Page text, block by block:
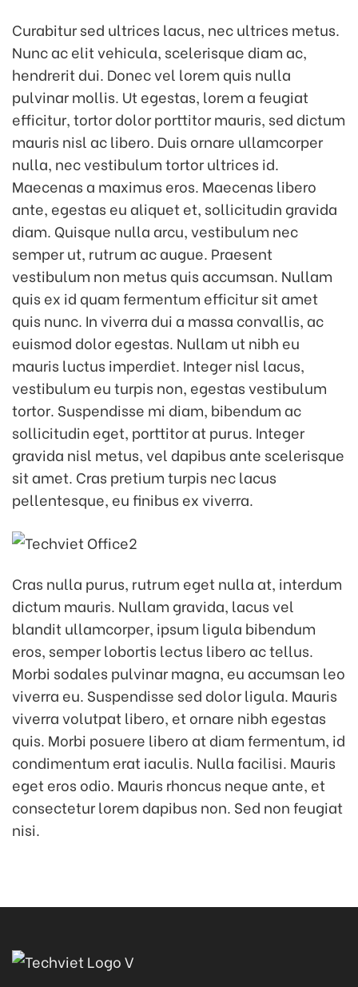
Curabitur sed ultrices lacus, nec ultrices metus.
Nunc ac elit vehicula, scelerisque diam ac,
hendrerit dui. Donec vel lorem quis nulla
pulvinar mollis. Ut egestas, lorem a feugiat
efficitur, tortor dolor porttitor mauris, sed dictum
mauris nisl ac libero. Duis ornare ullamcorper
nulla, nec vestibulum tortor ultrices id.
Maecenas a maximus eros. Maecenas libero
ante, egestas eu aliquet et, sollicitudin gravida
diam. Quisque nulla arcu, vestibulum nec
semper ut, rutrum ac augue. Praesent
vestibulum non metus quis accumsan. Nullam
quis ex id quam fermentum efficitur sit amet
quis nunc. In viverra dui a massa convallis, ac
euismod dolor egestas. Nullam ut nibh eu
mauris luctus imperdiet. Integer nisl lacus,
vestibulum eu turpis non, egestas vestibulum
tortor. Suspendisse mi diam, bibendum ac
sollicitudin eget, porttitor at purus. Integer
gravida nisl metus, vel dapibus ante scelerisque
sit amet. Cras pretium turpis nec lacus
pellentesque, eu finibus ex viverra.
Cras nulla purus, rutrum eget nulla at, interdum
dictum mauris. Nullam gravida, lacus vel
blandit ullamcorper, ipsum ligula bibendum
eros, semper lobortis lectus libero ac tellus.
Morbi sodales pulvinar magna, eu accumsan leo
viverra eu. Suspendisse sed dolor ligula. Mauris
viverra volutpat libero, et ornare nibh egestas
quis. Morbi posuere libero at diam fermentum, id
condimentum erat iaculis. Nulla facilisi. Mauris
eget eros odio. Mauris rhoncus neque ante, et
consectetur lorem dapibus non. Sed non feugiat
nisi.